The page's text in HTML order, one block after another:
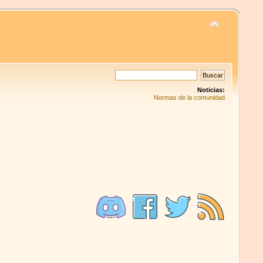
Noticias:
Normas de la comunidad